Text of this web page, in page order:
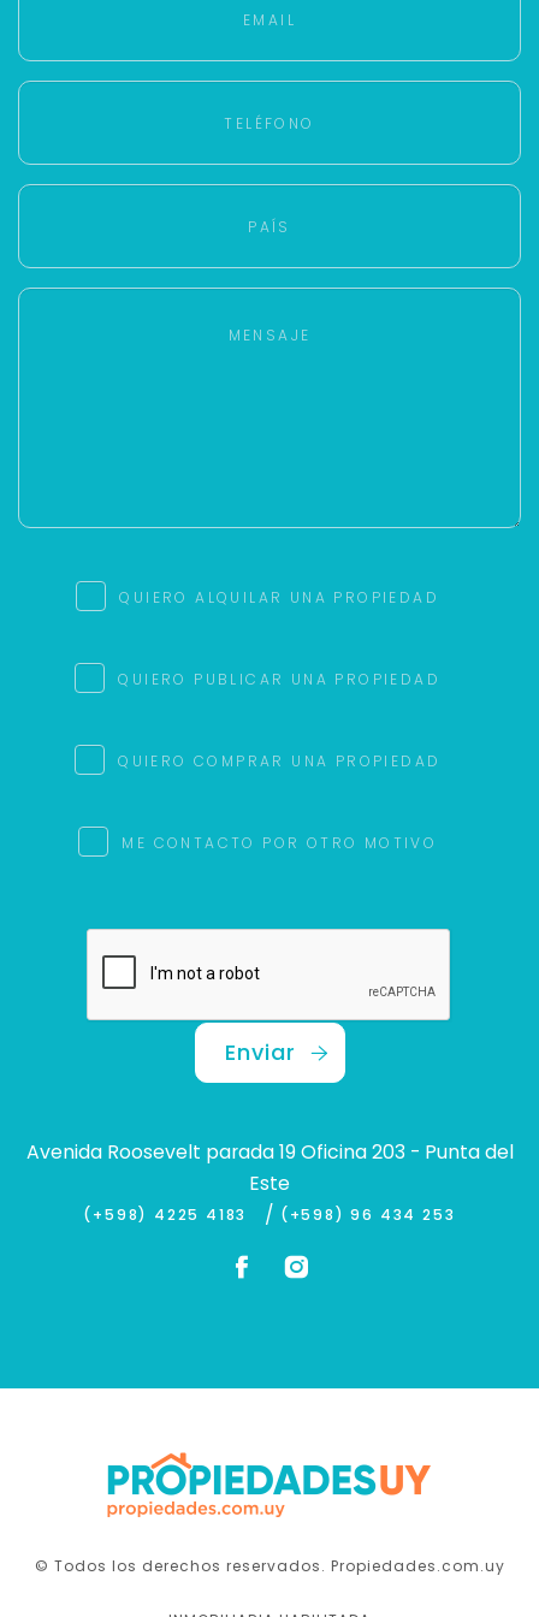
QUIERO ALQUILAR UNA PROPIEDAD
QUIERO PUBLICAR UNA PROPIEDAD
QUIERO COMPRAR UNA PROPIEDAD
ME CONTACTO POR OTRO MOTIVO
Enviar
Avenida Roosevelt parada 19 Oficina 203 - Punta del
Este
(+598) 4225 4183 / (+598) 96 434 253
© Todos los derechos reservados. Propiedades.com.uy
Con estos datos podemos responderte mejor y